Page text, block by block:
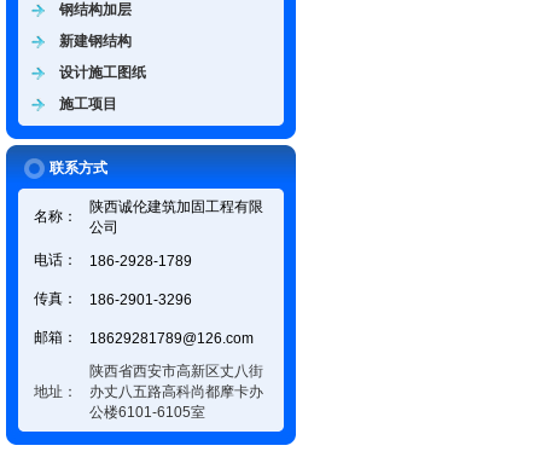
钢结构加层
新建钢结构
设计施工图纸
施工项目
联系方式
名称：
陕西诚伦建筑加固工程有限
公司
电话：
186-2928-1789
传真： 186-2901-3296
邮箱： 18629281789@126.com
地址：
陕西省西安市高新区丈八街
办丈八五路高科尚都摩卡办
公楼6101-6105室